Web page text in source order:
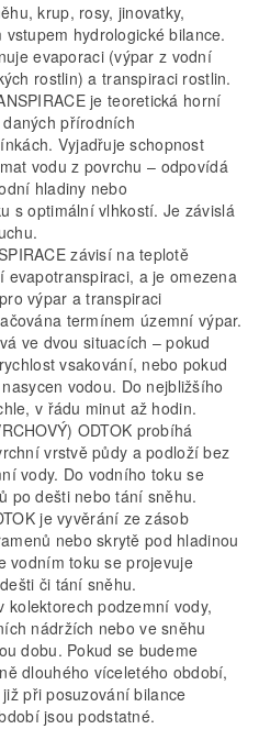
krup, rosy, jinovatky,
hydrologické bilance.
evaporaci (výpar z vodní
rostlin) a transpiraci rostlin.
je teoretická horní
přírodních
Vyjadřuje schopnost
vodu z povrchu – odpovídá
hladiny nebo
s optimální vlhkostí. Je závislá
závisí na teplotě
evapotranspiraci, a je omezena
výpar a transpiraci
termínem územní výpar.
ve dvou situacích – pokud
vsakování, nebo pokud
vodou. Do nejbližšího
v řádu minut až hodin.
ODTOK probíhá
vrstvě půdy a podloží bez
vody. Do vodního toku se
po dešti nebo tání sněhu.
je vyvěrání ze zásob
nebo skrytě pod hladinou
vodním toku se projevuje
či tání sněhu.
kolektorech podzemní vody,
nádržích nebo ve sněhu
dobu. Pokud se budeme
dlouhého víceletého období,
při posuzování bilance
jsou podstatné.